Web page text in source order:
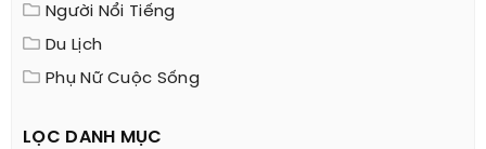
Người Nổi Tiếng
Du Lịch
Phụ Nữ Cuộc Sống
LỌC DANH MỤC